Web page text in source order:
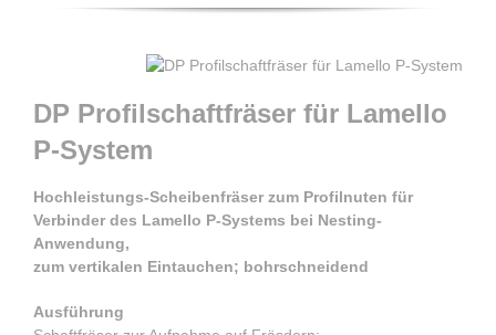
DP Profilschaftfräser für Lamello
P-System
Hochleistungs-Scheibenfräser zum Profilnuten für
Verbinder des Lamello P-Systems bei Nesting-
Anwendung,
zum vertikalen Eintauchen; bohrschneidend
Ausführung